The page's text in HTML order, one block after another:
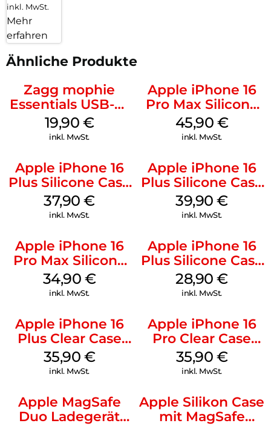
inkl. MwSt.
Mehr
erfahren
Ähnliche Produkte
Zagg mophie
Essentials USB-C-
20W Charger PD
Weiß
19,90 €
inkl. MwSt.
Apple iPhone 16
Pro Max Silicone
Case MagSafe
Ultramarine
45,90 €
inkl. MwSt.
Apple iPhone 16
Plus Silicone Case
MagSafe Lake
Green
37,90€
inkl. MwSt.
Apple iPhone 16
Plus Silicone Case
MagSafe Plum
39,90€
inkl. MwSt.
Apple iPhone 16
Pro Max Silicone
Case MagSafe
Denim
34,90 €
inkl. MwSt.
Apple iPhone 16
Plus Silicone Case
MagSafe Black
28,90€
inkl. MwSt.
Apple iPhone 16
Plus Clear Case
MagSafe
Transparent
35,90 €
inkl. MwSt.
Apple iPhone 16
Pro Clear Case
MagSafe
Transparent
35,90 €
inkl. MwSt.
Apple MagSafe
Duo Ladegerät
Apple Silikon Case
mit MagSafe